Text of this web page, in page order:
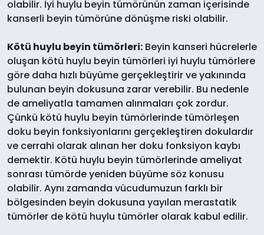
olabilir. İyi huylu beyin tümörünün zaman içerisinde
kanserli beyin tümörüne dönüşme riski olabilir.
Kötü huylu beyin tümörleri: Beyin kanseri hücrelerle
oluşan kötü huylu beyin tümörleri iyi huylu tümörlere
göre daha hızlı büyüme gerçekleştirir ve yakınında
bulunan beyin dokusuna zarar verebilir. Bu nedenle
de ameliyatla tamamen alınmaları çok zordur.
Çünkü kötü huylu beyin tümörlerinde tümörleşen
doku beyin fonksiyonlarını gerçekleştiren dokulardır
ve cerrahi olarak alınan her doku fonksiyon kaybı
demektir. Kötü huylu beyin tümörlerinde ameliyat
sonrası tümörde yeniden büyüme söz konusu
olabilir. Aynı zamanda vücudumuzun farklı bir
bölgesinden beyin dokusuna yayılan merastatik
tümörler de kötü huylu tümörler olarak kabul edilir.